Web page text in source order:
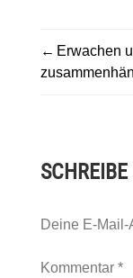
Erwachen
Deine E-Mail-
Kommentar *